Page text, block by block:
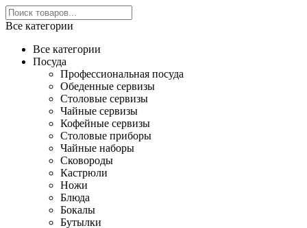
Все категории
Все категории
Посуда
Профессиональная посуда
Обеденные сервизы
Столовые сервизы
Чайные сервизы
Кофейные сервизы
Столовые приборы
Чайные наборы
Сковороды
Кастрюли
Ножи
Блюда
Бокалы
Бутылки